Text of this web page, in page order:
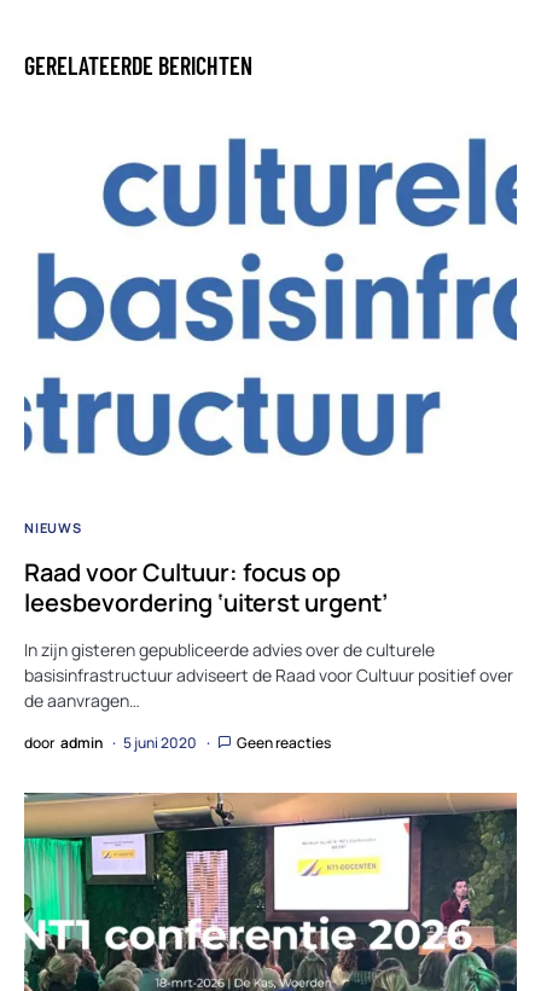
GERELATEERDE BERICHTEN
NIEUWS
Raad voor Cultuur: focus op
leesbevordering ‘uiterst urgent’
In zijn gisteren gepubliceerde advies over de culturele
basisinfrastructuur adviseert de Raad voor Cultuur positief over
de aanvragen…
door admin 5 juni 2020 Geen reacties